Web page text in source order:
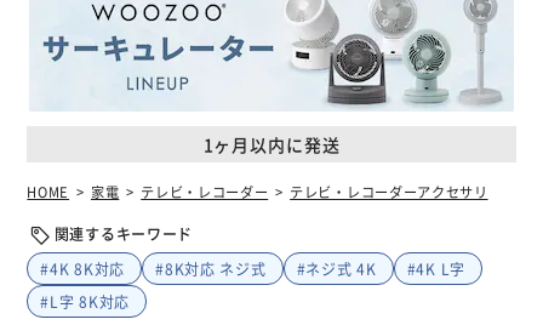
1ヶ月以内に発送
HOME 家電 テレビ・レコーダー テレビ・レコーダーアクセサリ
関連するキーワード
#4K 8K対応
#8K対応 ネジ式 #ネジ式 4K
#4K L字
#L字 8K対応